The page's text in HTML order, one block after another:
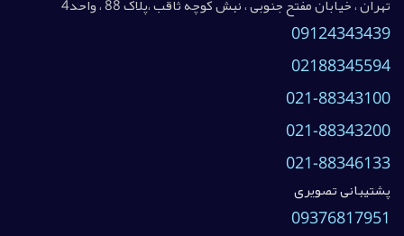
تهران ، خیابان مفتح جنوبی ، نبش کوچه ثاقب ،پلاک 88 ، واحد4
09124343439
02188345594
021-88343100
021-88343200
021-88346133
پشتیبانی تصویری
09376817951